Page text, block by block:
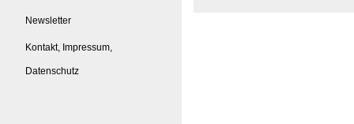
Newsletter
Kontakt, Impressum,
Datenschutz